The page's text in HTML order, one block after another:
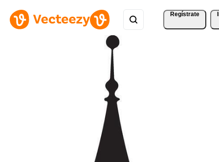
Regístrate